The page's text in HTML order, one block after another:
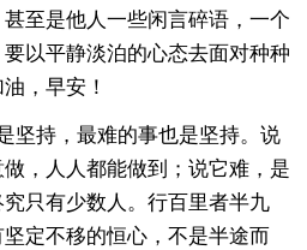
至是他人一些闲言碎语，一个
以平静淡泊的心态去面对种种
，早安！
坚持，最难的事也是坚持。说
，人人都能做到；说它难，是
只有少数人。行百里者半九
定不移的恒心，不是半途而